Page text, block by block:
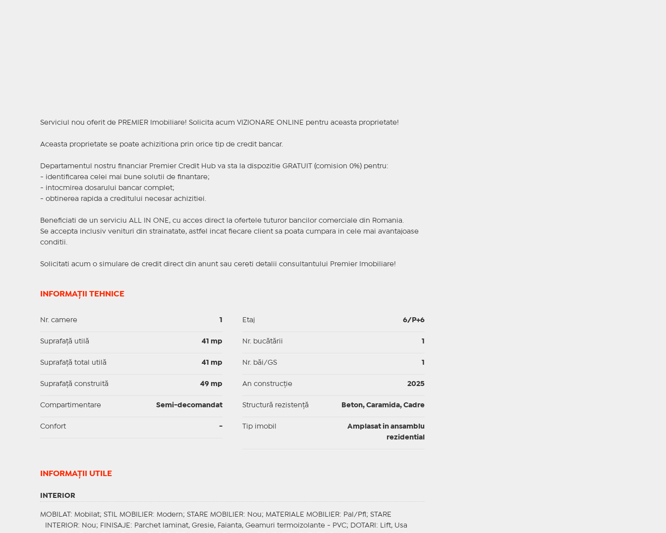
Serviciul nou oferit de PREMIER Imobiliare! Solicita acum VIZIONARE ONLINE pentru aceasta proprietate!
Aceasta proprietate se poate achizitiona prin orice tip de credit bancar.
Departamentul nostru financiar Premier Credit Hub va sta la dispozitie GRATUIT (comision 0%) pentru:
- identificarea celei mai bune solutii de finantare;
- intocmirea dosarului bancar complet;
- obtinerea rapida a creditului necesar achizitiei.
Beneficiati de un serviciu ALL IN ONE, cu acces direct la ofertele tuturor bancilor comerciale din Romania.
Se accepta inclusiv venituri din strainatate, astfel incat fiecare client sa poata cumpara in cele mai avantajoase
conditii.
Solicitati acum o simulare de credit direct din anunt sau cereti detalii consultantului Premier Imobiliare!
INFORMAȚII TEHNICE
Nr. camere
Suprafaţă utilă 41 mp
Suprafaţă total utilă 41 mp
Suprafaţă construită 49 mp
Compartimentare Semi-decomandat
Confort -
Etaj 6/P+6
Nr. bucătării
Nr. băi/GS
An construcție 2025
Structură rezistență Beton, Caramida, Cadre
Tip imobil
Amplasat in ansamblu
rezidential
INFORMAŢII UTILE
INTERIOR
MOBILAT : Mobilat; STIL MOBILIER: Modern; STARE MOBILIER: Nou; MATERIALE MOBILIER: Pal/Pfl; STARE
INTERIOR: Nou; FINISAJE : Parchet laminat, Gresie, Faianta, Geamuri termoizolante - PVC; DOTARI : Lift, Usa